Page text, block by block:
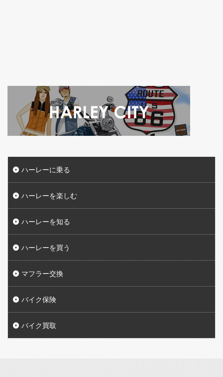
ハーレーに乗る
ハーレーを楽しむ
ハーレーを知る
ハーレーを買う
マフラー交換
バイク保険
バイク買取